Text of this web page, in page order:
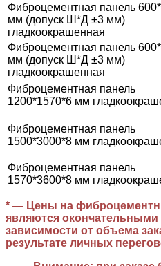
Фиброцементная панель
мм (допуск Ш*Д ±3 мм)
гладкоокрашенная
Фиброцементная панель
мм (допуск Ш*Д ±3 мм)
гладкоокрашенная
Фиброцементная панель
1200*1570*6 мм
Фиброцементная панель
1500*3000*8 мм
Фиброцементная панель
1570*3600*8 мм
* — Цены на
являются
зависимости от объема
результате личных